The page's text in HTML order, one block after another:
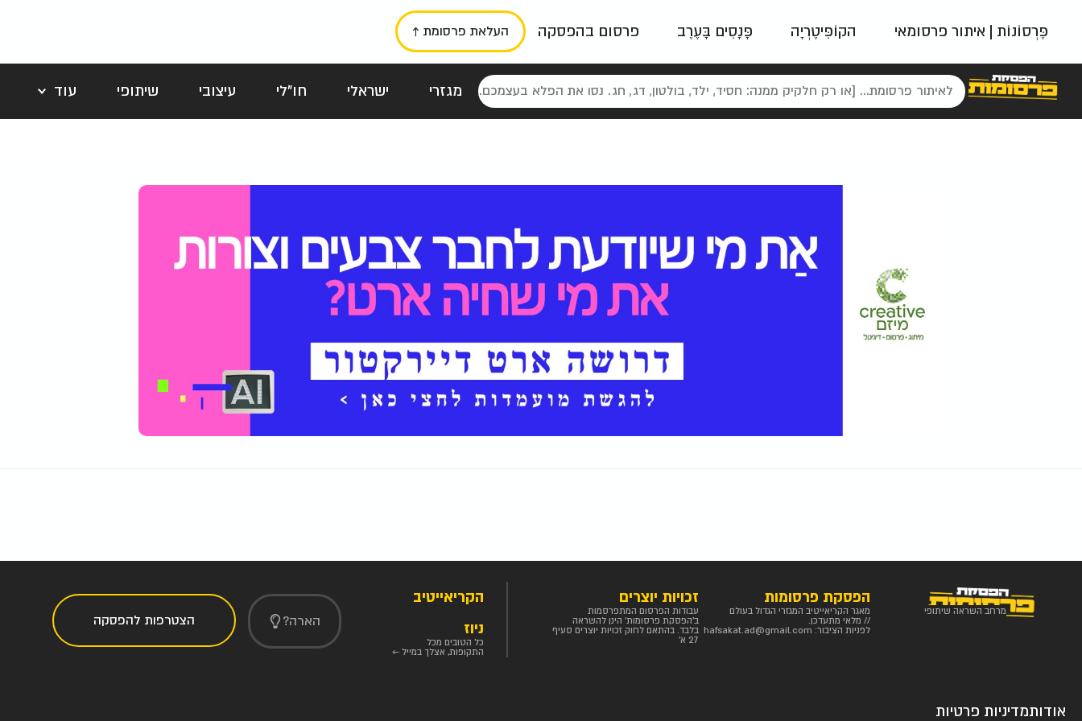
פֶּרְסוֹנוֹת | איתור פרסומאי הקוֹפִּיטֶרְיָה פָּנָסִים בָּעֶרֶב פרסום בהפסקה העלאת פרסומת ↑
מגזרי ישראלי חו"לי עיצובי שיתופי
עוד
פאשן
ניינטיז נוסטלגי כרזות טיפוגרפי
מרחב השראה שיתופי
הפסקת פרסומות
מאגר הקריאייטיב המגזרי הגדול בעולם
// מלאי מתעדכן.
לפניות הציבור: hafsakat.ad@gmail.com
זכויות יוצרים
עבודות הפרסום המתפרסמות
ב'הפסקת פרסומות' הינן להשראה
בלבד. בהתאם לחוק זכויות יוצרים סעיף
27 א'
הקריאייטיב
ניוז
כל הטובים מכל
התקופות, אצלך במייל ←
הארה? הצטרפות להפסקה
אודותמדיניות פרטיות